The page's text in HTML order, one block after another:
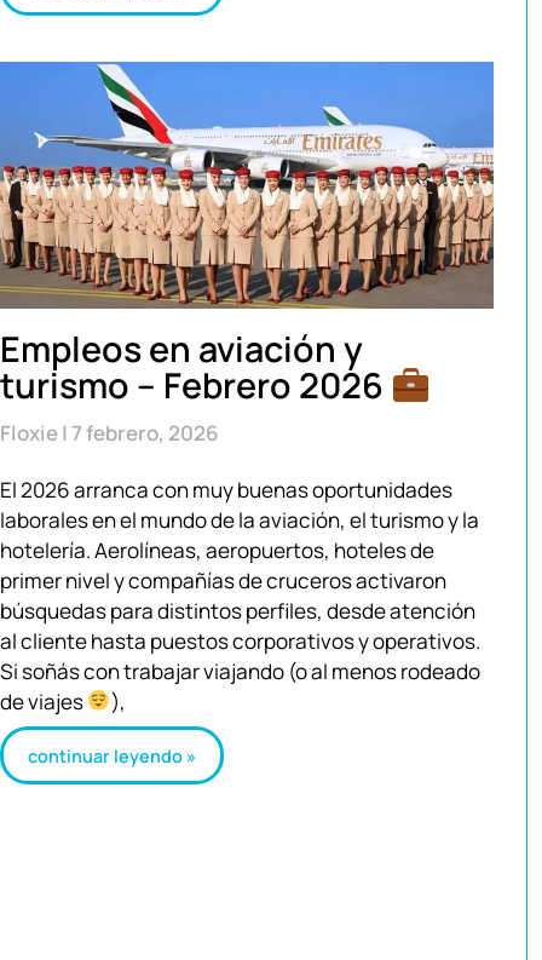
Empleos en aviación y
turismo – Febrero 2026
Floxie 7 febrero, 2026
El 2026 arranca con muy buenas oportunidades
laborales en el mundo de la aviación, el turismo y la
hotelería. Aerolíneas, aeropuertos, hoteles de
primer nivel y compañías de cruceros activaron
búsquedas para distintos perfiles, desde atención
al cliente hasta puestos corporativos y operativos.
Si soñás con trabajar viajando (o al menos rodeado
de viajes
),
continuar leyendo »